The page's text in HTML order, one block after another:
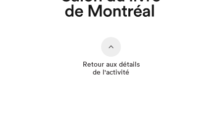
Retour aux détails
de l'activité